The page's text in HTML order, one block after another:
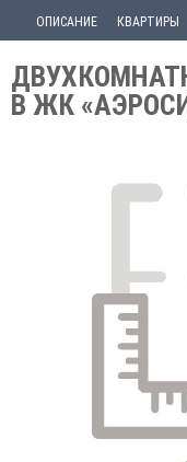
ОПИСАНИЕ КВАРТИРЫ
В ЖК